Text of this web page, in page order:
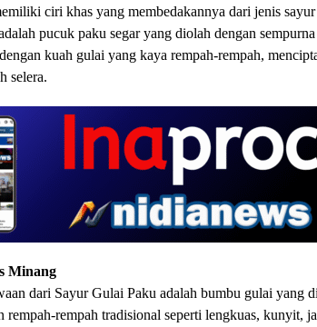
ciri khas yang membedakannya dari jenis
pucuk paku segar yang diolah dengan
kuah gulai yang kaya rempah-rempah,
selera.
Minang
dari Sayur Gulai Paku adalah bumbu gulai yang
rempah-rempah tradisional seperti lengkuas, kunyit,